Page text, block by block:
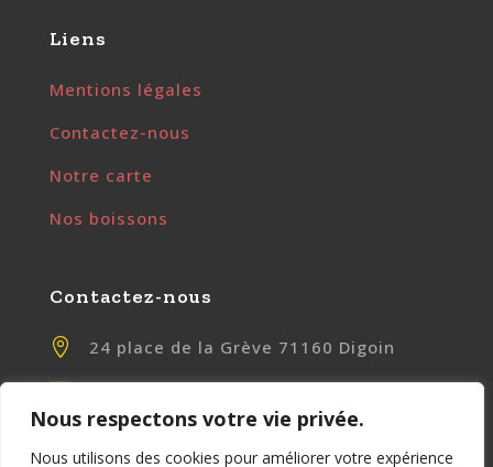
Nous respectons votre vie privée.
Nous utilisons des cookies pour améliorer votre expérience
Liens
Mentions légales
Contactez-nous
Notre carte
Nos boissons
Contactez-nous

24 place de la Grève 71160 Digoin

www.chezlily.fr